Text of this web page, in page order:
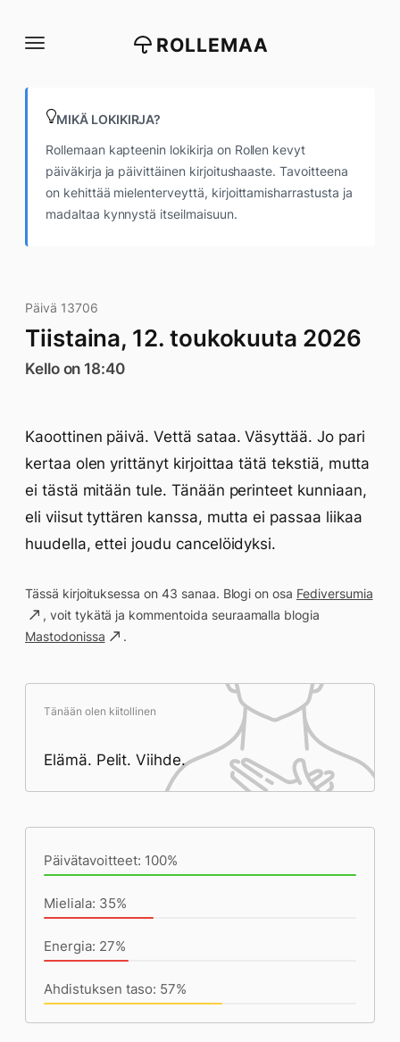
suoraan
ROLLEMAA
MIKÄ LOKIKIRJA?
Rollemaan kapteenin lokikirja on Rollen kevyt
päiväkirja ja päivittäinen kirjoitushaaste. Tavoitteena
on kehittää mielenterveyttä, kirjoittamisharrastusta ja
madaltaa kynnystä itseilmaisuun.
Päivä 13706
Tiistaina, 12. toukokuuta 2026
Kello on 18:40
Kaoottinen päivä. Vettä sataa. Väsyttää. Jo pari
kertaa olen yrittänyt kirjoittaa tätä tekstiä, mutta
ei tästä mitään tule. Tänään perinteet kunniaan,
eli viisut tyttären kanssa, mutta ei passaa liikaa
huudella, ettei joudu cancelöidyksi.
Tässä kirjoituksessa on 43 sanaa. Blogi on osa Fediversumia
, voit tykätä ja kommentoida seuraamalla blogia
Mastodonissa
.
Tänään olen kiitollinen
Elämä. Pelit. Viihde.
Päivätavoitteet: 100%
Mieliala: 35%
Energia: 27%
Ahdistuksen taso: 57%